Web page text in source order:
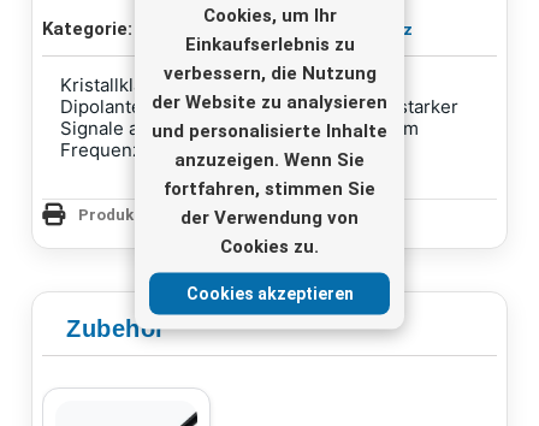
Cookies, um Ihr
Einkaufserlebnis zu
verbessern, die Nutzung
der Website zu analysieren
und personalisierte Inhalte
anzuzeigen. Wenn Sie
fortfahren, stimmen Sie
der Verwendung von
Cookies zu.
Cookies akzeptieren
Kategorie: FM-ontvangstantennas 88-108 MHz
Kristallklarer Empfang mit dieser UKW
Dipolantenne. Perfekt für den Empfang starker
Signale aus verschiedenen Richtungen im
Frequenzbereich 88-108 MHz.
Produktseite drucken
Zubehör